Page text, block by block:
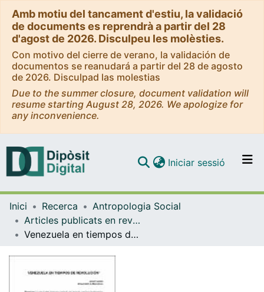
Amb motiu del tancament d'estiu, la validació
de documents es reprendrà a partir del 28
d'agost de 2026. Disculpeu les molèsties.
Con motivo del cierre de verano, la validación de
documentos se reanudará a partir del 28 de agosto
de 2026. Disculpad las molestias
Due to the summer closure, document validation will
resume starting August 28, 2026. We apologize for
any inconvenience.
Navega per tot el DD
Com publicar
Iniciar sessió (current)
Inici Recerca
Antropologia Social
Articles publicats en revistes (Antropologia Social)
Venezuela en tiempos de revolución